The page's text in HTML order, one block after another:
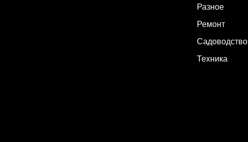
Разное
Ремонт
Садоводство
Техника